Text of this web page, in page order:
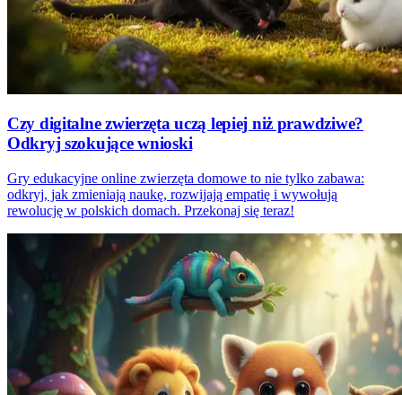
Czy digitalne zwierzęta uczą lepiej niż prawdziwe?
Odkryj szokujące wnioski
Gry edukacyjne online zwierzęta domowe to nie tylko zabawa:
odkryj, jak zmieniają naukę, rozwijają empatię i wywołują
rewolucję w polskich domach. Przekonaj się teraz!